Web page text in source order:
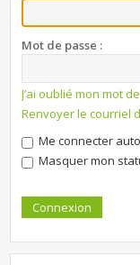
Mot de passe :
J’ai oublié mon mot
Renvoyer le courriel
Me connecter
Masquer mon